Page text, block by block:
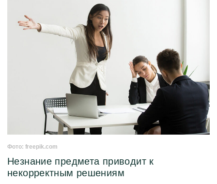
Фото: freepik.com
Незнание предмета приводит к
некорректным решениям